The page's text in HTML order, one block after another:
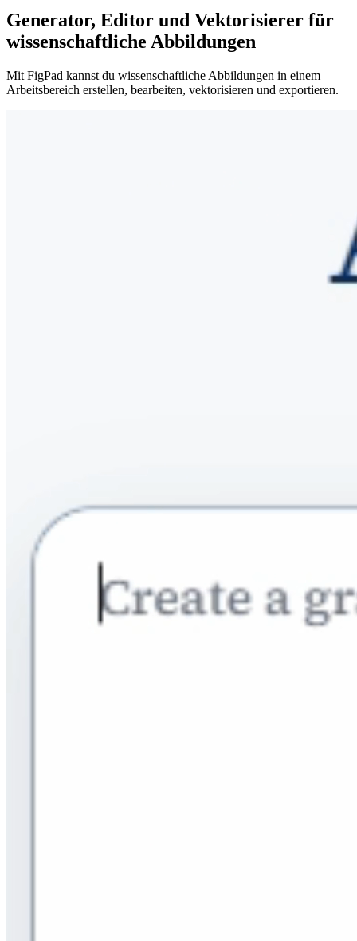
Generator, Editor und Vektorisierer für
wissenschaftliche Abbildungen
Mit FigPad kannst du wissenschaftliche Abbildungen in einem
Arbeitsbereich erstellen, bearbeiten, vektorisieren und exportieren.